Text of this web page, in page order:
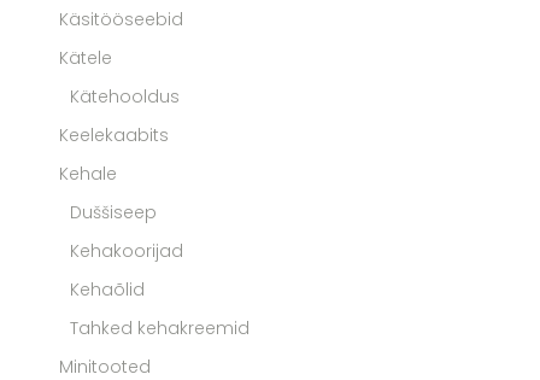
Käsitööseebid
Kätele
Kätehooldus
Keelekaabits
Kehale
Duššiseep
Kehakoorijad
Kehaõlid
Tahked kehakreemid
Minitooted